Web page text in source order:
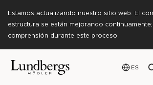
Estamos actualizando nuestro sitio web. El
estructura se están mejorando
comprensión durante este proceso.
ES